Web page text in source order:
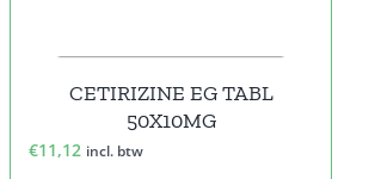
CETIRIZINE EG TABL
50X10MG
€11,12 incl. btw